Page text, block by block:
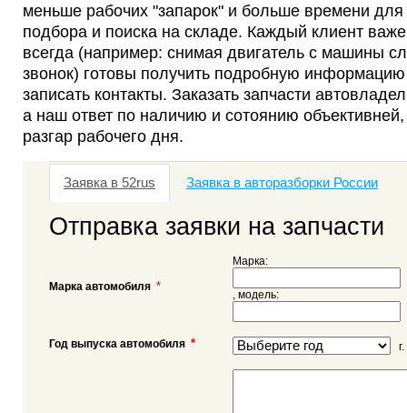
меньше рабочих "запарок" и больше времени для
подбора и поиска на складе. Каждый клиент
всегда (например: снимая двигатель с машины
звонок) готовы получить подробную
записать контакты. Заказать запчасти
а наш ответ по наличию и сотоянию
разгар рабочего дня.
Заявка в 52rus Заявка в авторазборки России
Отправка заявки на запчасти
Марка автомобиля *
Марка:
, модель:
Год выпуска автомобиля * г.